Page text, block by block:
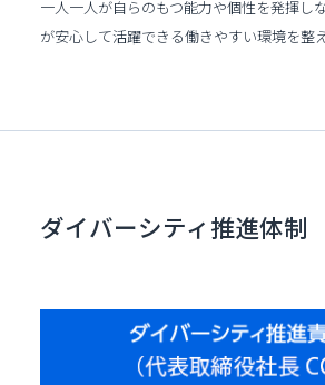
一人一人が自らのもつ能力や個性を発揮し
が安心して活躍できる働きやすい環境を整
ダイバーシティ推進体制